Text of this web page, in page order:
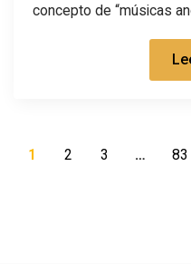
concepto de “músicas
1 2 3 … 83